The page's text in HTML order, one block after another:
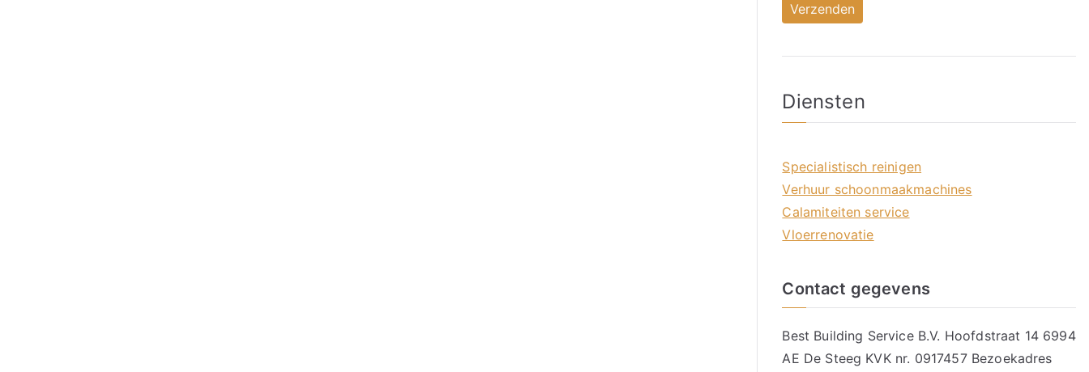
Diensten
Specialistisch reinigen
Verhuur schoonmaakmachines
Calamiteiten service
Vloerrenovatie
Contact gegevens
Best Building Service B.V. Hoofdstraat 14 6994
AE De Steeg KVK nr. 0917457 Bezoekadres